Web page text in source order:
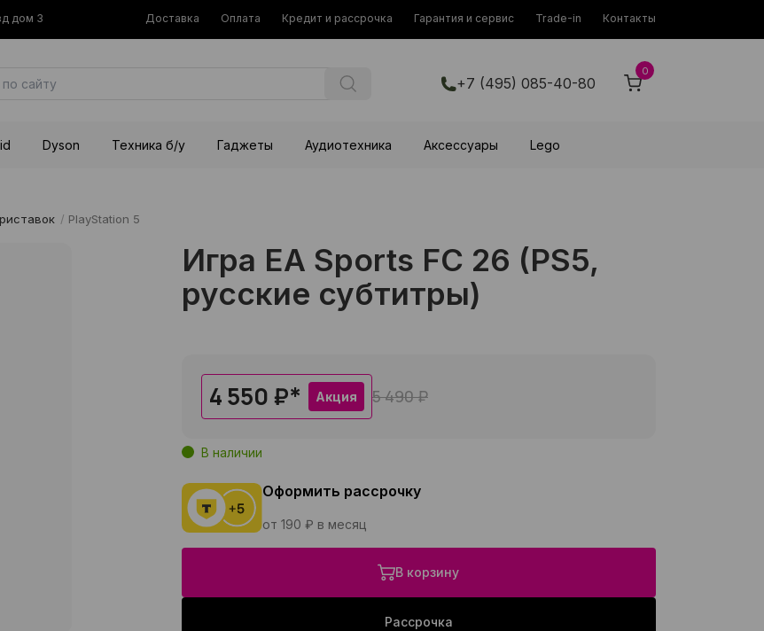
дом 3 Доставка Оплата Кредит и рассрочка Гарантия и сервис Trade-in Контакты
+7 (495) 085-40-80
0
Dyson Техника б/у Гаджеты Аудиотехника Аксессуары Lego
/ PlayStation 5
Игра EA Sports FC 26 (PS5,
русские субтитры)
4 550 ₽* Акция 5 490 ₽
В наличии
Оформить рассрочку
от 190 ₽ в месяц
В корзину
Рассрочка